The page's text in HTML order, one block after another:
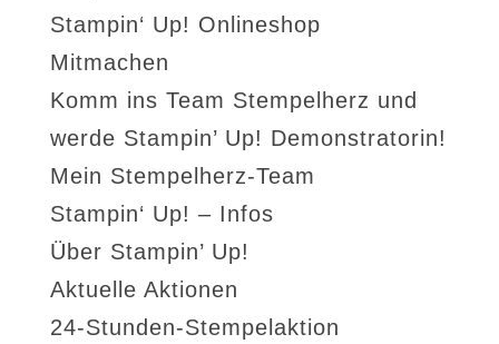
Stampin‘ Up! Onlineshop
Mitmachen
Komm ins Team Stempelherz und
werde Stampin’ Up! Demonstratorin!
Mein Stempelherz-Team
Stampin‘ Up! – Infos
Über Stampin’ Up!
Aktuelle Aktionen
24-Stunden-Stempelaktion